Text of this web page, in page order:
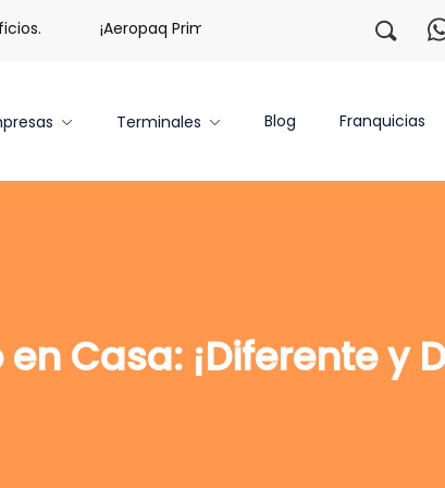
¡Aeropaq Prime TE DA MÁS! ¡Regístrate
Terminales Blog Franquicias
Casa: ¡Diferente y